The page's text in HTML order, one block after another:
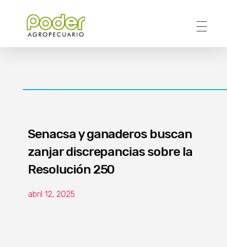
Senacsa y ganaderos buscan
zanjar discrepancias sobre la
Resolución 250
abril 12, 2025